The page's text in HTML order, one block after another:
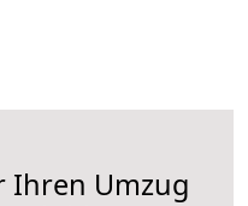
Ihren Umzug